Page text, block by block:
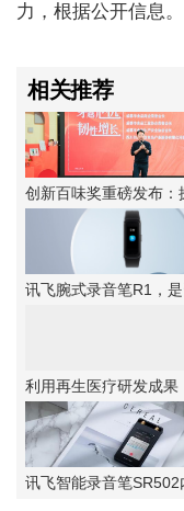
力，根据公开信息。
相关推荐